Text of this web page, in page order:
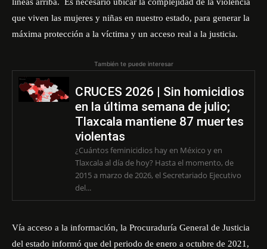
que viven las mujeres y niñas en nuestro estado, para generar la
máxima protección a la víctima y un acceso real a la justicia.
También te puede interesar
CRUCES 2026 | Sin homicidios
en la última semana de julio;
Tlaxcala mantiene 87 muertes
violentas
¿Cuántos feminicidios hay en México y en
Tlaxcala al día de hoy? Hasta el momento, de
2015 a marzo de 2026, el Secretariado Ejecutivo
del...
Vía acceso a la información, la Procuraduría General de Justicia
del estado informó que del periodo de enero a octubre de 2021,